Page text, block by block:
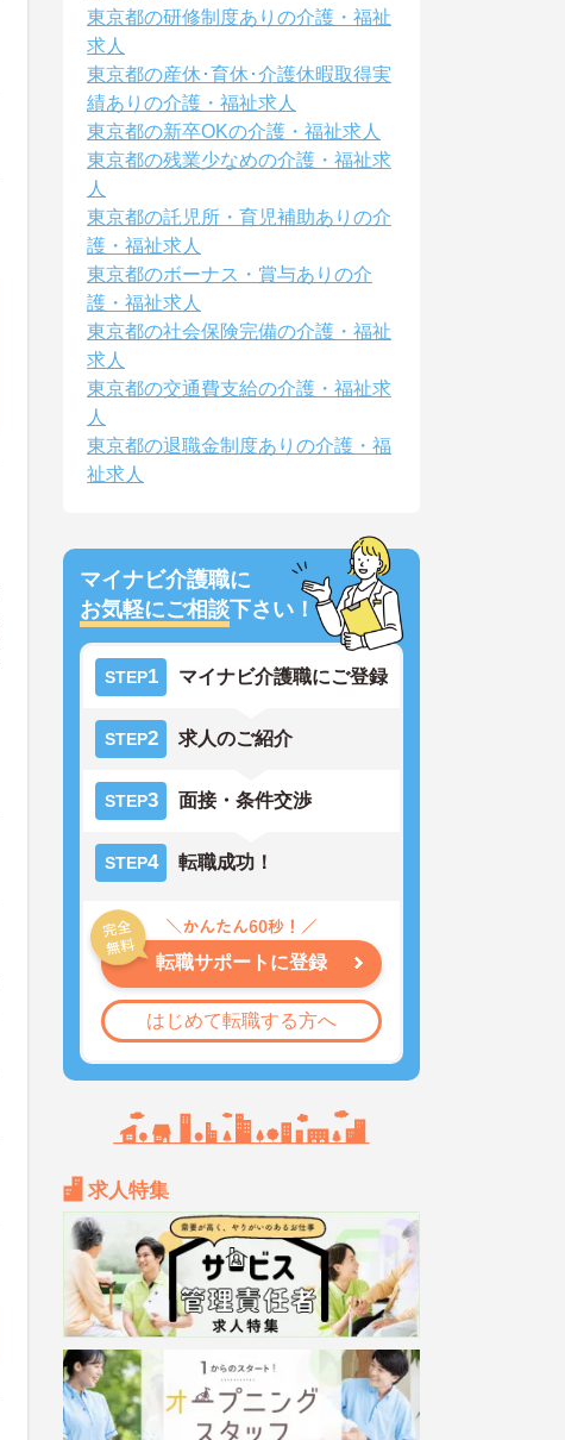
東京都の研修制度ありの介護・福祉
求人
東京都の産休･育休･介護休暇取得実
績ありの介護・福祉求人
東京都の新卒OKの介護・福祉求人
東京都の残業少なめの介護・福祉求
人
東京都の託児所・育児補助ありの介
護・福祉求人
東京都のボーナス・賞与ありの介
護・福祉求人
東京都の社会保険完備の介護・福祉
求人
東京都の交通費支給の介護・福祉求
人
東京都の退職金制度ありの介護・福
祉求人
マイナビ介護職に
お気軽にご相談下さい！
STEP1 マイナビ介護職にご登録
STEP2 求人のご紹介
STEP3 面接・条件交渉
STEP4 転職成功！
転職サポートに登録
はじめて転職する方へ
求人特集